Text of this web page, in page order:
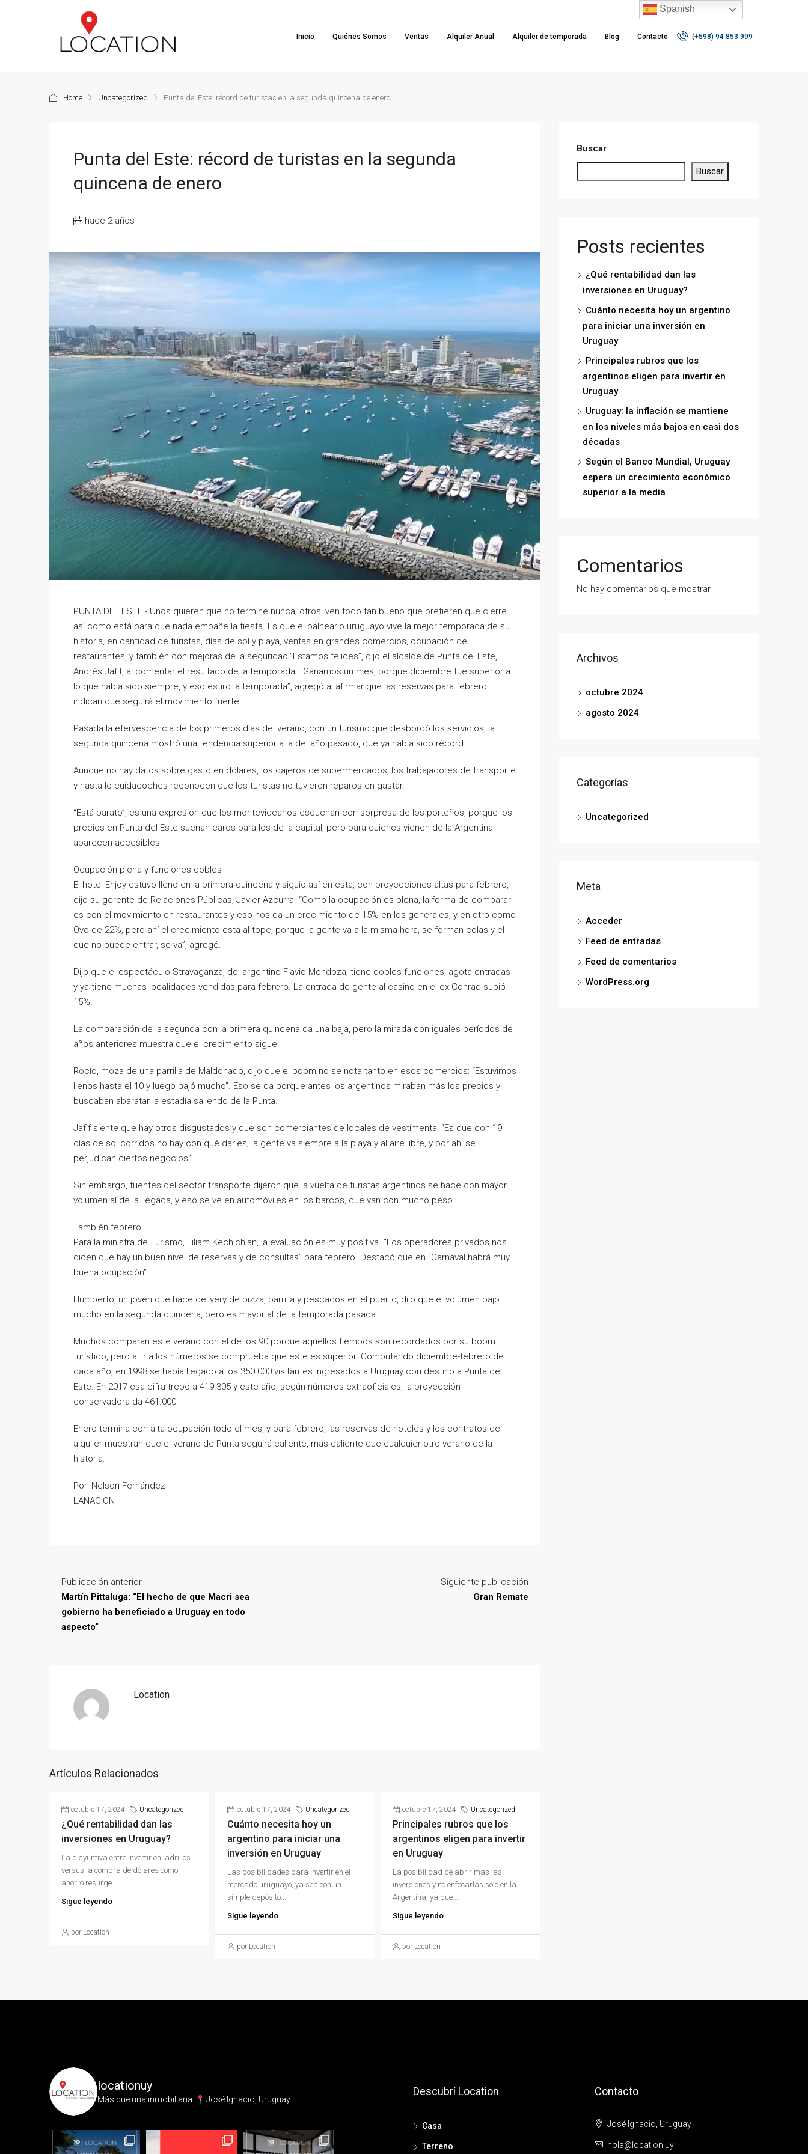
Inicio Quiénes Somos Ventas Alquiler Anual Alquiler de temporada Blog Contacto (+598) 94 853 999
Home Uncategorized Punta del Este: récord de turistas en la segunda quincena de enero
Punta del Este: récord de turistas en la segunda
quincena de enero
hace 2 años
PUNTA DEL ESTE.- Unos quieren que no termine nunca; otros, ven todo tan bueno que prefieren que cierre
así como está para que nada empañe la fiesta. Es que el balneario uruguayo vive la mejor temporada de su
historia, en cantidad de turistas, días de sol y playa, ventas en grandes comercios, ocupación de
restaurantes, y también con mejoras de la seguridad.”Estamos felices”, dijo el alcalde de Punta del Este,
Andrés Jafif, al comentar el resultado de la temporada. “Ganamos un mes, porque diciembre fue superior a
lo que había sido siempre, y eso estiró la temporada”, agregó al afirmar que las reservas para febrero
indican que seguirá el movimiento fuerte.
Pasada la efervescencia de los primeros días del verano, con un turismo que desbordó los servicios, la
segunda quincena mostró una tendencia superior a la del año pasado, que ya había sido récord.
Aunque no hay datos sobre gasto en dólares, los cajeros de supermercados, los trabajadores de transporte
y hasta lo cuidacoches reconocen que los turistas no tuvieron reparos en gastar.
“Está barato”, es una expresión que los montevideanos escuchan con sorpresa de los porteños, porque los
precios en Punta del Este suenan caros para los de la capital, pero para quienes vienen de la Argentina
aparecen accesibles.
Ocupación plena y funciones dobles
El hotel Enjoy estuvo lleno en la primera quincena y siguió así en esta, con proyecciones altas para febrero,
dijo su gerente de Relaciones Públicas, Javier Azcurra. “Como la ocupación es plena, la forma de comparar
es con el movimiento en restaurantes y eso nos da un crecimiento de 15% en los generales, y en otro como
Ovo de 22%, pero ahí el crecimiento está al tope, porque la gente va a la misma hora, se forman colas y el
que no puede entrar, se va”, agregó.
Dijo que el espectáculo Stravaganza, del argentino Flavio Mendoza, tiene dobles funciones, agota entradas
y ya tiene muchas localidades vendidas para febrero. La entrada de gente al casino en el ex Conrad subió
15%.
La comparación de la segunda con la primera quincena da una baja, pero la mirada con iguales períodos de
años anteriores muestra que el crecimiento sigue.
Rocío, moza de una parrilla de Maldonado, dijo que el boom no se nota tanto en esos comercios: “Estuvimos
llenos hasta el 10 y luego bajó mucho”. Eso se da porque antes los argentinos miraban más los precios y
buscaban abaratar la estadía saliendo de la Punta.
Jafif siente que hay otros disgustados y que son comerciantes de locales de vestimenta: “Es que con 19
días de sol corridos no hay con qué darles; la gente va siempre a la playa y al aire libre, y por ahí se
perjudican ciertos negocios”:
Sin embargo, fuentes del sector transporte dijeron que la vuelta de turistas argentinos se hace con mayor
volumen al de la llegada, y eso se ve en automóviles en los barcos, que van con mucho peso.
También febrero
Para la ministra de Turismo, Liliam Kechichian, la evaluación es muy positiva. “Los operadores privados nos
dicen que hay un buen nivel de reservas y de consultas” para febrero. Destacó que en “Carnaval habrá muy
buena ocupación”.
Humberto, un joven que hace delivery de pizza, parrilla y pescados en el puerto, dijo que el volumen bajó
mucho en la segunda quincena, pero es mayor al de la temporada pasada.
Muchos comparan este verano con el de los 90 porque aquellos tiempos son recordados por su boom
turístico, pero al ir a los números se comprueba que este es superior. Computando diciembre-febrero de
cada año, en 1998 se había llegado a los 350.000 visitantes ingresados a Uruguay con destino a Punta del
Este. En 2017 esa cifra trepó a 419.305 y este año, según números extraoficiales, la proyección
conservadora da 461.000.
Enero termina con alta ocupación todo el mes, y para febrero, las reservas de hoteles y los contratos de
alquiler muestran que el verano de Punta seguirá caliente, más caliente que cualquier otro verano de la
historia.
Por: Nelson Fernández
LANACION
Publicación anterior
Martín Pittaluga: “El hecho de que Macri sea
gobierno ha beneficiado a Uruguay en todo
aspecto”
Siguiente publicación
Gran Remate
Location
Artículos Relacionados
octubre 17, 2024 Uncategorized
¿Qué rentabilidad dan las
inversiones en Uruguay?
La disyuntiva entre invertir en ladrillos
versus la compra de dólares como
ahorro resurge...
Sigue leyendo
por Location
octubre 17, 2024 Uncategorized
Cuánto necesita hoy un
argentino para iniciar una
inversión en Uruguay
Las posibilidades para invertir en el
mercado uruguayo, ya sea con un
simple depósito...
Sigue leyendo
por Location
octubre 17, 2024 Uncategorized
Principales rubros que los
argentinos eligen para invertir
en Uruguay
La posibilidad de abrir más las
inversiones y no enfocarlas solo en la
Argentina, ya que...
Sigue leyendo
por Location
Buscar
Buscar
Posts recientes
¿Qué rentabilidad dan las
inversiones en Uruguay?
Cuánto necesita hoy un argentino
para iniciar una inversión en
Uruguay
Principales rubros que los
argentinos eligen para invertir en
Uruguay
Uruguay: la inflación se mantiene
en los niveles más bajos en casi dos
décadas
Según el Banco Mundial, Uruguay
espera un crecimiento económico
superior a la media
Comentarios
No hay comentarios que mostrar.
Archivos
octubre 2024
agosto 2024
Categorías
Uncategorized
Meta
Acceder
Feed de entradas
Feed de comentarios
WordPress.org
locationuy
Más que una inmobiliaria.⁣ José Ignacio, Uruguay.
Descubrí Location
Casa
Terreno
Contacto
José Ignacio, Uruguay
hola@location.uy
Spanish